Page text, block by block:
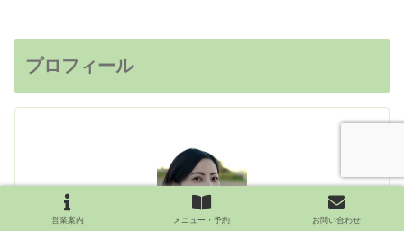
プロフィール
営業案内 メニュー・予約 お問い合わせ